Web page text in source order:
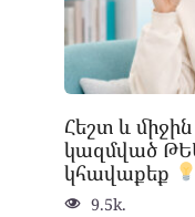
Հեշտ և
կազմված
կհավաքեք
9.5k.